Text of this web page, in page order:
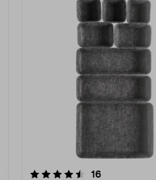
16recensioner
4.5 av 5 stjärnor